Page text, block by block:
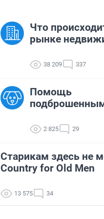
Что
рынке
38 209 337
Помощь
2 825 29
Старикам здесь не
Country for Old Men
13 575 34